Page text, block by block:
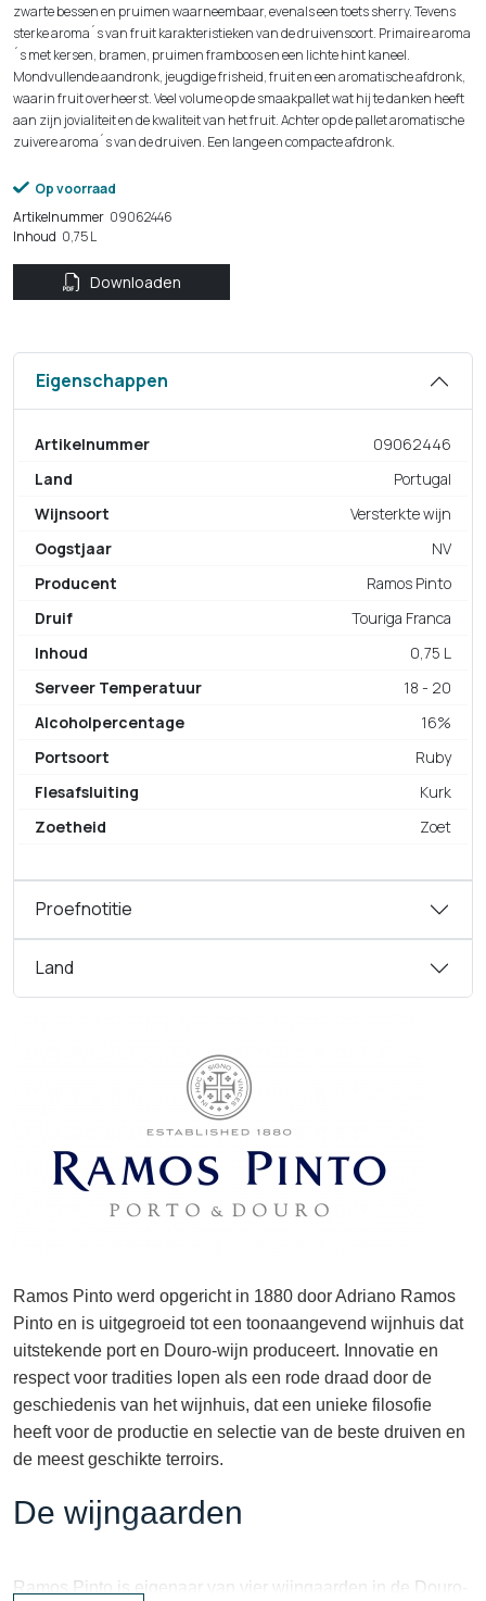
zwarte bessen en pruimen waarneembaar, evenals een toets sherry. Tevens
sterke aroma´s van fruit karakteristieken van de druivensoort. Primaire aroma
´s met kersen, bramen, pruimen framboos en een lichte hint kaneel.
Mondvullende aandronk, jeugdige frisheid, fruit en een aromatische afdronk,
waarin fruit overheerst. Veel volume op de smaakpallet wat hij te danken heeft
aan zijn jovialiteit en de kwaliteit van het fruit. Achter op de pallet aromatische
zuivere aroma´s van de druiven. Een lange en compacte afdronk.
Op voorraad
Artikelnummer 09062446
Inhoud 0,75 L
Downloaden
Eigenschappen
Artikelnummer
09062446
Land
Portugal
Wijnsoort
Versterkte wijn
Oogstjaar
NV
Producent
Ramos Pinto
Druif
Touriga Franca
Inhoud
0,75 L
Serveer Temperatuur
18 - 20
Alcoholpercentage
16%
Portsoort
Ruby
Flesafsluiting
Kurk
Zoetheid
Zoet
Proefnotitie
Land
Ramos Pinto werd opgericht in 1880 door Adriano Ramos
Pinto en is uitgegroeid tot een toonaangevend wijnhuis dat
uitstekende port en Douro-wijn produceert. Innovatie en
respect voor tradities lopen als een rode draad door de
geschiedenis van het wijnhuis, dat een unieke filosofie
heeft voor de productie en selectie van de beste druiven en
de meest geschikte terroirs.
De wijngaarden
Ramos Pinto is eigenaar van vier wijngaarden in de Douro-